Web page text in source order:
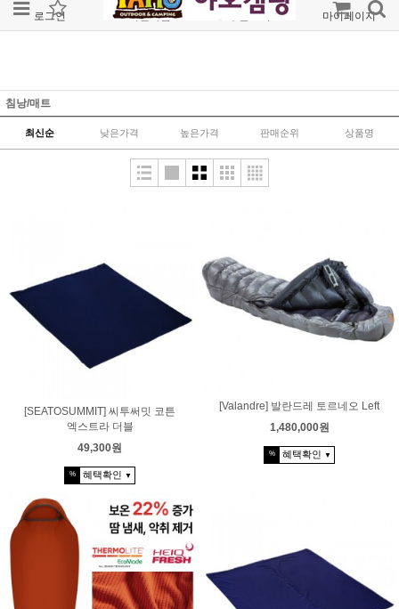
로그인 회원가입 주문조회 마이페이지
침낭/매트
최신순 낮은가격 높은가격 판매순위 상품명
[SEATOSUMMIT] 씨투써밋 코튼
엑스트라 더블
49,300원
% 혜택확인 ▼
[Valandre] 발란드레 토르네오 Left
1,480,000원
% 혜택확인 ▼